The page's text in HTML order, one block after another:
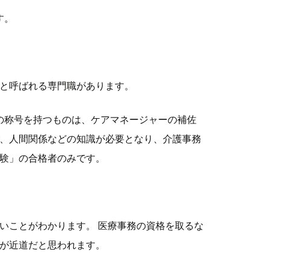
。
呼ばれる専門職があります。
号を持つものは、ケアマネージャーの補佐
人間関係などの知識が必要となり、介護事務
」の合格者のみです。
ことがわかります。 医療事務の資格を取るな
近道だと思われます。